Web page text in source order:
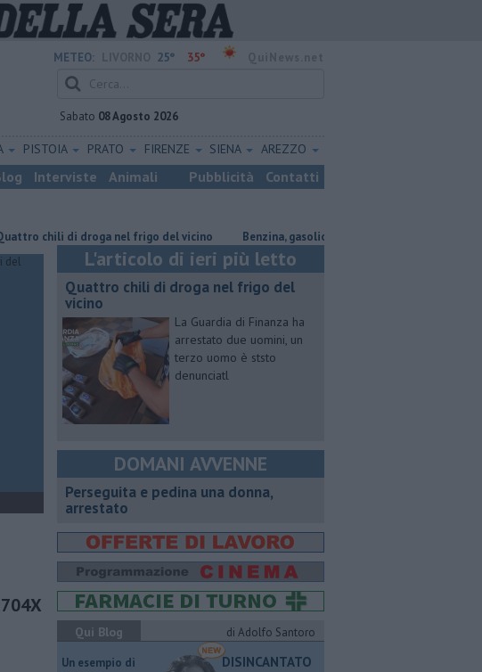
METEO: 25° 35°
Sabato 08 Agosto 2026
PISTOIA PRATO FIRENZE SIENA AREZZO
Interviste Animali Pubblicità Contatti
di droga nel frigo del vicino ​Benzina, gasolio, gpl, ecco dove risparmiare
L'articolo di ieri più letto
Quattro chili di droga nel frigo del
vicino
La Guardia di Finanza ha
arrestato due uomini, un
terzo uomo è ststo
denunciatl
DOMANI AVVENNE
Perseguita e pedina una donna,
arrestato
Qui Blog
di Adolfo Santoro
​Un esempio di
DISINCANTATO